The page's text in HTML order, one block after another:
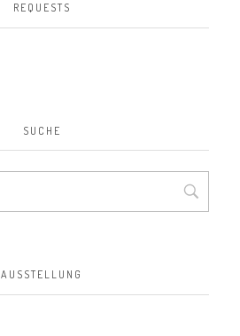
REQUESTS
SUCHE
AUSSTELLUNG